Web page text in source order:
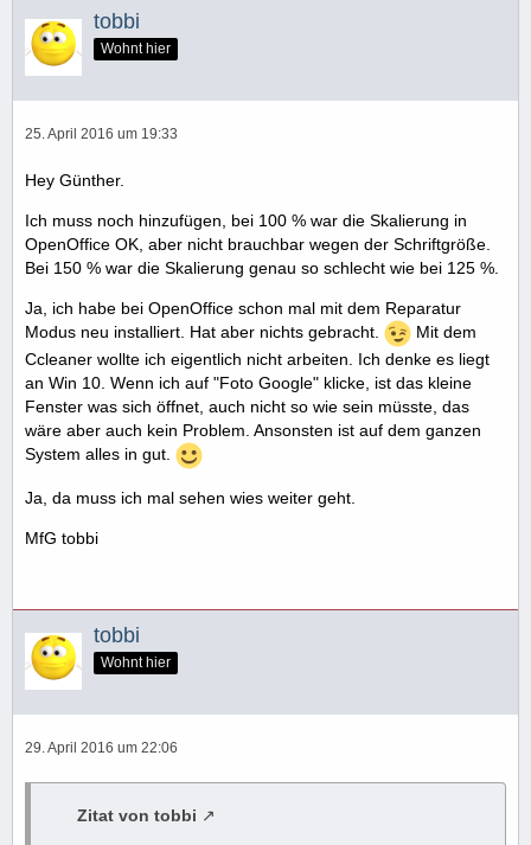
tobbi
Wohnt hier
25. April 2016 um 19:33
Hey Günther.
Ich muss noch hinzufügen, bei 100 % war die Skalierung in
OpenOffice OK, aber nicht brauchbar wegen der Schriftgröße.
Bei 150 % war die Skalierung genau so schlecht wie bei 125 %.
Ja, ich habe bei OpenOffice schon mal mit dem Reparatur
Modus neu installiert. Hat aber nichts gebracht.
Mit dem
Ccleaner wollte ich eigentlich nicht arbeiten. Ich denke es liegt
an Win 10. Wenn ich auf "Foto Google" klicke, ist das kleine
Fenster was sich öffnet, auch nicht so wie sein müsste, das
wäre aber auch kein Problem. Ansonsten ist auf dem ganzen
System alles in gut.
Ja, da muss ich mal sehen wies weiter geht.
MfG tobbi
tobbi
Wohnt hier
29. April 2016 um 22:06
Zitat von tobbi